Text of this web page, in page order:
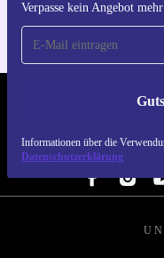
Verpasse kein Angebot mehr
Informationen über die
Datenschutzerklärung
REFURBED